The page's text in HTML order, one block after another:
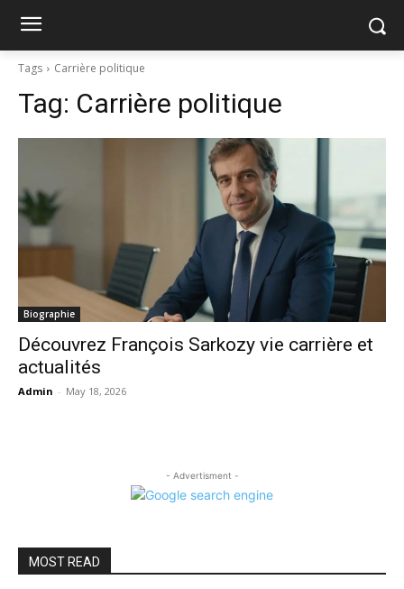
Tags Carrière politique
Tag: Carrière politique
Biographie
Découvrez François Sarkozy vie carrière et
actualités
Admin - May 18, 2026
- Advertisment -
MOST READ